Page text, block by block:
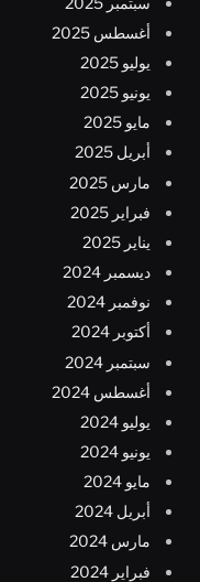
أغسطس 2025
يوليو 2025
يونيو 2025
مايو 2025
أبريل 2025
مارس 2025
فبراير 2025
يناير 2025
ديسمبر 2024
نوفمبر 2024
أكتوبر 2024
سبتمبر 2024
أغسطس 2024
يوليو 2024
يونيو 2024
مايو 2024
أبريل 2024
مارس 2024
فبراير 2024